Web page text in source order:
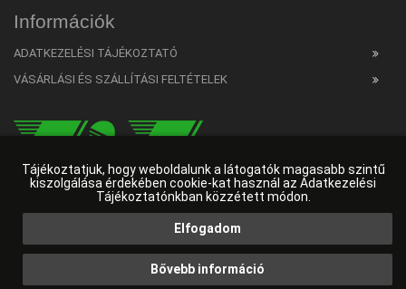
Tájékoztatjuk, hogy weboldalunk a látogatók magasabb szintű
kiszolgálása érdekében cookie-kat használ az Adatkezelési
Tájékoztatónkban közzétett módon.
Elfogadom
Bővebb információ
Információk
ADATKEZELÉSI TÁJÉKOZTATÓ
VÁSÁRLÁSI ÉS SZÁLLÍTÁSI FELTÉTELEK
Web developerHW Online|Ingyenes SEO elemző|
Weboldalkészítés Budapest